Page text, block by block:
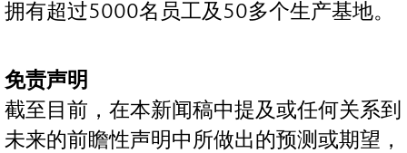
拥有超过5000名员工及50多个生产基地。
免责声明
截至目前，在本新闻稿中提及或任何关系到
未来的前瞻性声明中所做出的预测或期望，